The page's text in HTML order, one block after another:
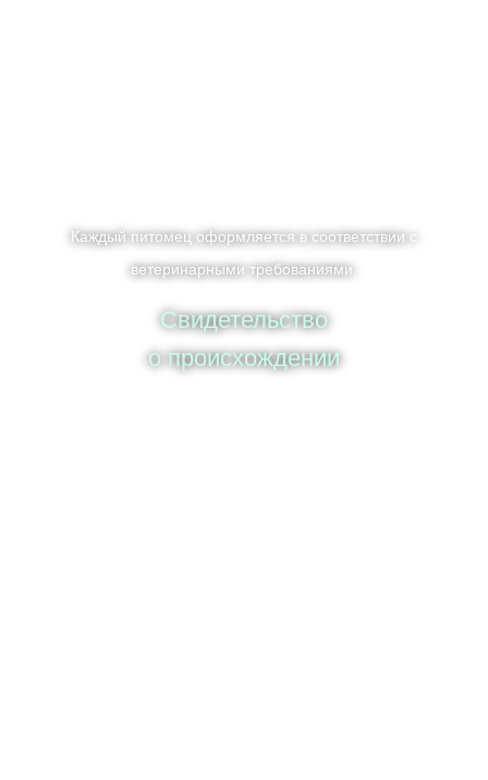
Каждый питомец оформляется в соответствии с
ветеринарными требованиями.
Свидетельство
о происхождении